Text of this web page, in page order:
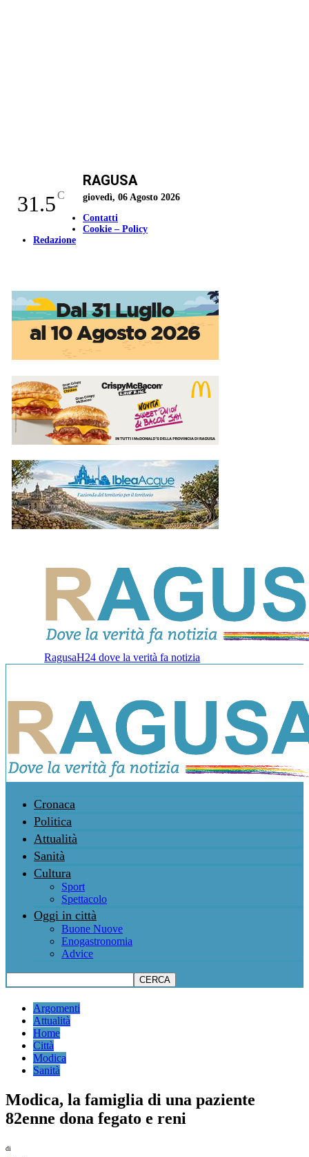
31.5C
RAGUSA
giovedì, 06 Agosto 2026
Contatti
Cookie – Policy
Redazione
RagusaH24 dove la verità fa notizia
Cronaca
Politica
Attualità
Sanità
Cultura
Sport
Spettacolo
Oggi in città
Buone Nuove
Enogastronomia
Advice
Argomenti
Attualità
Home
Città
Modica
Sanità
Modica, la famiglia di una paziente
82enne dona fegato e reni
di